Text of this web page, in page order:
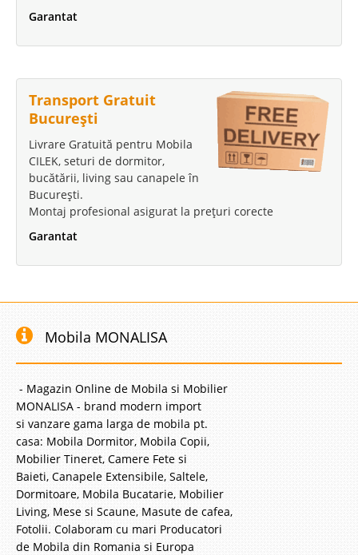
Garantat
Transport Gratuit
București
Livrare Gratuită pentru Mobila
CILEK, seturi de dormitor,
bucătării, living sau canapele în
București.
Montaj profesional asigurat la prețuri corecte
Garantat
Mobila MONALISA
- Magazin Online de Mobila si Mobilier
MONALISA - brand modern import
si vanzare gama larga de mobila pt.
casa: Mobila Dormitor, Mobila Copii,
Mobilier Tineret, Camere Fete si
Baieti, Canapele Extensibile, Saltele,
Dormitoare, Mobila Bucatarie, Mobilier
Living, Mese si Scaune, Masute de cafea,
Fotolii. Colaboram cu mari Producatori
de Mobila din Romania si Europa